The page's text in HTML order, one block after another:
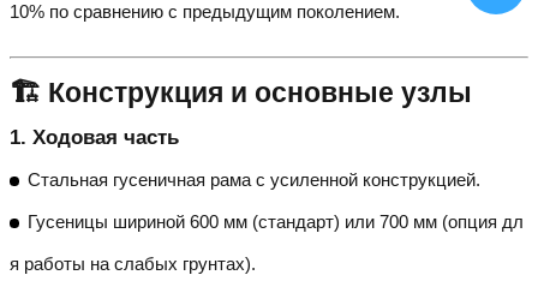
10% по сравнению с предыдущим поколением.
🏗️ Конструкция и основные узлы
1. Ходовая часть
Стальная гусеничная рама с усиленной конструкцией.
Гусеницы шириной 600 мм (стандарт) или 700 мм (опция дл
я работы на слабых грунтах).